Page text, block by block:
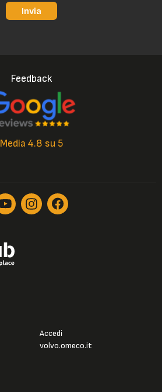
Invia
Feedback
Media 4.8 su 5
Accedi
volvo.omeco.it